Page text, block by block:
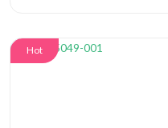
Hot